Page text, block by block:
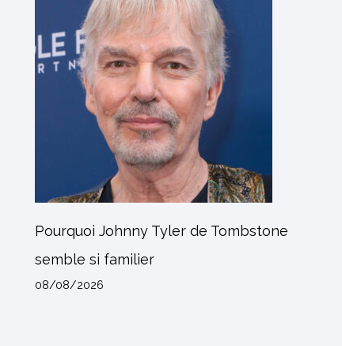
Pourquoi Johnny Tyler de Tombstone
semble si familier
08/08/2026